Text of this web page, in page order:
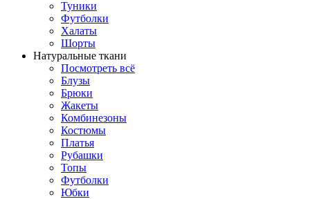
Туники
Футболки
Халаты
Шорты
Натуральные ткани
Посмотреть всё
Блузы
Брюки
Жакеты
Комбинезоны
Костюмы
Платья
Рубашки
Топы
Футболки
Юбки